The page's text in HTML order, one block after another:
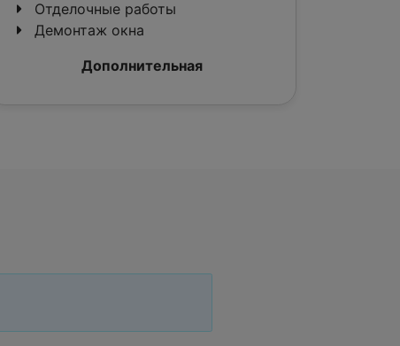
Отделочные работы
Демонтаж окна
Дополнительная